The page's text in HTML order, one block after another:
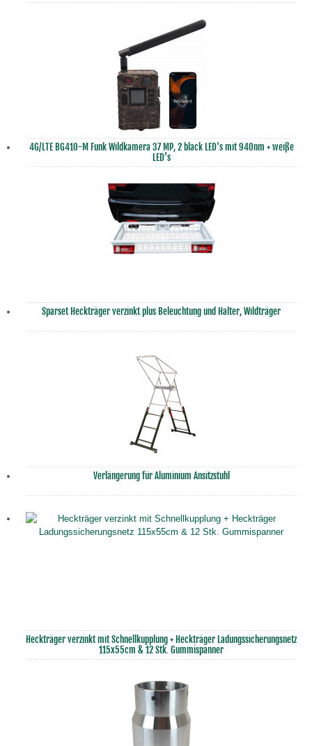
4G/LTE BG410-M Funk Wildkamera 37 MP, 2 black LED's mit 940nm + weiße
LED's
Sparset Heckträger verzinkt plus Beleuchtung und Halter, Wildträger
Verlängerung für Aluminium Ansitzstuhl
Heckträger verzinkt mit Schnellkupplung + Heckträger Ladungssicherungsnetz
115x55cm & 12 Stk. Gummispanner